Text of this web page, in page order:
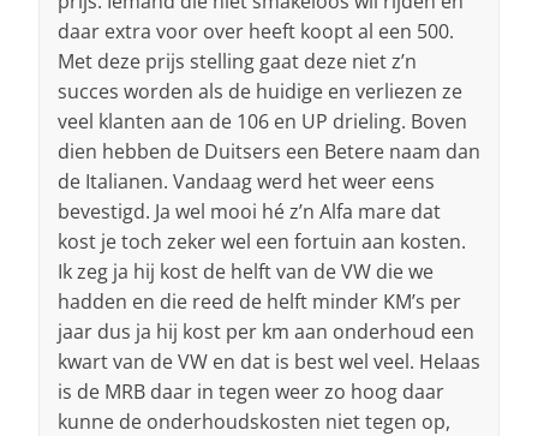
daar extra voor over heeft koopt al een 500.
Met deze prijs stelling gaat deze niet z’n
succes worden als de huidige en verliezen ze
veel klanten aan de 106 en UP drieling. Boven
dien hebben de Duitsers een Betere naam dan
de Italianen. Vandaag werd het weer eens
bevestigd. Ja wel mooi hé z’n Alfa mare dat
kost je toch zeker wel een fortuin aan kosten.
Ik zeg ja hij kost de helft van de VW die we
hadden en die reed de helft minder KM’s per
jaar dus ja hij kost per km aan onderhoud een
kwart van de VW en dat is best wel veel. Helaas
is de MRB daar in tegen weer zo hoog daar
kunne de onderhoudskosten niet tegen op,